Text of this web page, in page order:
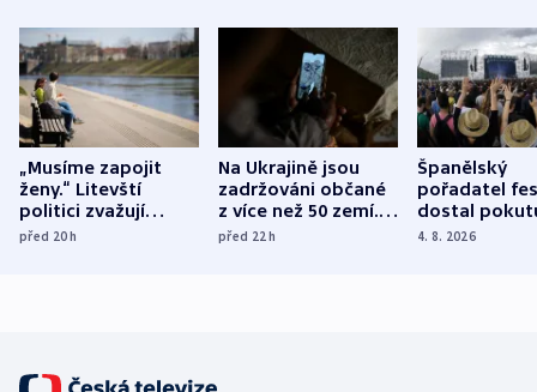
„Musíme zapojit
ženy.“ Litevští
politici zvažují
dohodu o
před 20h
Na Ukrajině jsou
zadržováni občané
z více než 50 zemí.
Bojovali na straně
před 22h
Španělský
pořadatel
dostal
nekalé
4. 8. 2026